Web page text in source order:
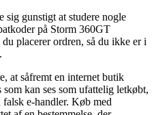
sig gunstigt at studere nogle
på Storm 360GT
placerer ordren, så du ikke er i
at såfremt en internet butik
kan ses som ufattelig letkøbt,
e-handler. Køb med